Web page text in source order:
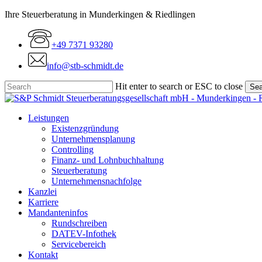
Skip
content
Ihre Steuerberatung in Munderkingen & Riedlingen
+49 7371 93280
info@stb-schmidt.de
Hit enter to search or ESC to close
Close
Menu
Leistungen
Existenzgründung
Unternehmensplanung
Controlling
Finanz- und Lohnbuchhaltung
Steuerberatung
Unternehmensnachfolge
Kanzlei
Karriere
Mandanteninfos
Rundschreiben
DATEV-Infothek
Servicebereich
Kontakt